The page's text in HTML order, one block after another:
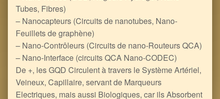
Tubes, Fibres)
– Nanocapteurs (Circuits de nanotubes, Nano-
Feuillets de graphène)
– Nano-Contrôleurs (Circuits de nano-Routeurs QCA)
– Nano-Interface (circuits QCA Nano-CODEC)
De +, les GQD Circulent à travers le Système Artériel,
Veineux, Capillaire, servant de Marqueurs
Electriques, mais aussi Biologiques, car ils Absorbent